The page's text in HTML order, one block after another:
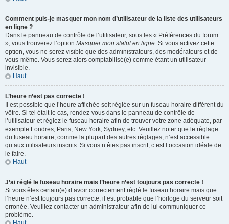
Comment puis-je masquer mon nom d’utilisateur de la liste des utilisateurs
en ligne ?
Dans le panneau de contrôle de l’utilisateur, sous les « Préférences du forum
», vous trouverez l’option Masquer mon statut en ligne. Si vous activez cette
option, vous ne serez visible que des administrateurs, des modérateurs et de
vous-même. Vous serez alors comptabilisé(e) comme étant un utilisateur
invisible.
Haut
L’heure n’est pas correcte !
Il est possible que l’heure affichée soit réglée sur un fuseau horaire différent du
vôtre. Si tel était le cas, rendez-vous dans le panneau de contrôle de
l’utilisateur et réglez le fuseau horaire afin de trouver votre zone adéquate, par
exemple Londres, Paris, New York, Sydney, etc. Veuillez noter que le réglage
du fuseau horaire, comme la plupart des autres réglages, n’est accessible
qu’aux utilisateurs inscrits. Si vous n’êtes pas inscrit, c’est l’occasion idéale de
le faire.
Haut
J’ai réglé le fuseau horaire mais l’heure n’est toujours pas correcte !
Si vous êtes certain(e) d’avoir correctement réglé le fuseau horaire mais que
l’heure n’est toujours pas correcte, il est probable que l’horloge du serveur soit
erronée. Veuillez contacter un administrateur afin de lui communiquer ce
problème.